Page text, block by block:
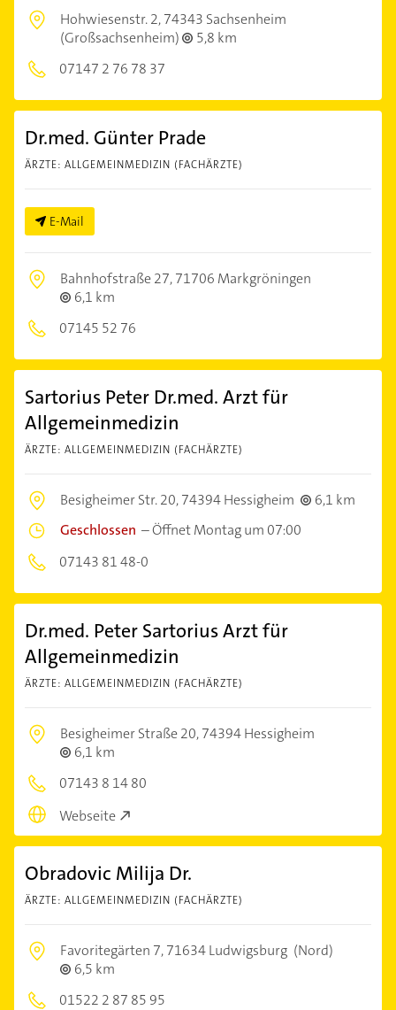
Hohwiesenstr. 2,74343 Sachsenheim
(Großsachsenheim)
5,8 km
07147 2 76 78 37
Dr.med. Günter Prade
ÄRZTE: ALLGEMEINMEDIZIN (FACHÄRZTE)
E-Mail
Bahnhofstraße 27,71706 Markgröningen
6,1 km
07145 52 76
Sartorius Peter Dr.med. Arzt für
Allgemeinmedizin
ÄRZTE: ALLGEMEINMEDIZIN (FACHÄRZTE)
Besigheimer Str. 20,74394 Hessigheim
6,1 km
Geschlossen –Öffnet Montag um 07:00
07143 81 48-0
Dr.med. Peter Sartorius Arzt für
Allgemeinmedizin
ÄRZTE: ALLGEMEINMEDIZIN (FACHÄRZTE)
Besigheimer Straße 20,74394 Hessigheim
6,1 km
07143 8 14 80
Webseite
Obradovic Milija Dr.
ÄRZTE: ALLGEMEINMEDIZIN (FACHÄRZTE)
Favoritegärten 7,71634 Ludwigsburg (Nord)
6,5 km
01522 2 87 85 95